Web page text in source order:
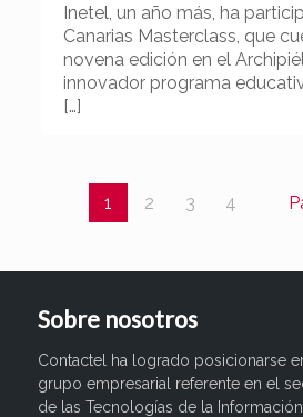
Inetel, un año más, ha
Canarias Masterclass, que
novena edición en el
innovador programa
[…]
1 2 3 4
Sobre nosotros
Contactel ha logrado posicionarse
grupo empresarial referente en el
de las Tecnologías de la